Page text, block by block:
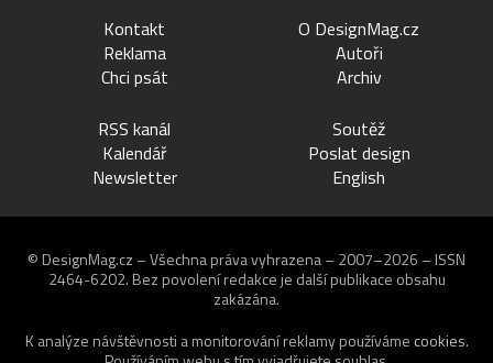
Kontakt
Reklama
Chci psát
O DesignMag.cz
Autoři
Archiv
RSS kanál
Kalendář
Newsletter
Soutěž
Poslat design
English
© DesignMag.cz – Všechna práva vyhrazena – 2007–2026 – ISSN
2464-6202. Bez povolení redakce je další publikace obsahu
zakázána.
K analýze návštěvnosti a monitorování reklamy používáme cookies.